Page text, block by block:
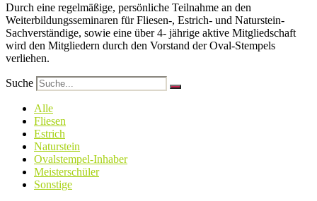
Durch eine regelmäßige, persönliche Teilnahme an den
Weiterbildungsseminaren für Fliesen-, Estrich- und Naturstein-
Sachverständige, sowie eine über 4- jährige aktive Mitgliedschaft
wird den Mitgliedern durch den Vorstand der Oval-Stempels
verliehen.
Suche
Alle
Fliesen
Estrich
Naturstein
Ovalstempel-Inhaber
Meisterschüler
Sonstige